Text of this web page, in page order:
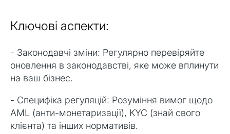
Ключові аспекти:
- Законодавчі зміни: Регулярно перевіряйте
оновлення в законодавстві, яке може вплинути
на ваш бізнес.
- Специфіка регуляцій: Розуміння вимог щодо
AML (анти-монетаризації), KYC (знай свого
клієнта) та інших нормативів.